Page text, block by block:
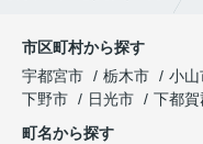
市区町村から探す
宇都宮市
栃木市 小山
下野市
日光市 下都
町名から探す